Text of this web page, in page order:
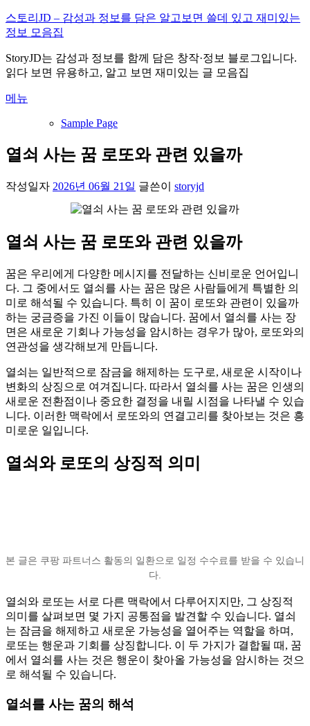
내
용
로
바
가
스토리JD – 감성과 정보를 담은 알고보면 쓸데 있고 재미있는
정보 모음집
StoryJD는 감성과 정보를 함께 담은 창작·정보 블로그입니다.
읽다 보면 유용하고, 알고 보면 재미있는 글 모음집
메뉴
Sample Page
열쇠 사는 꿈 로또와 관련 있을까
작성일자 2026년 06월 21일 글쓴이 storyjd
열쇠 사는 꿈 로또와 관련 있을까
꿈은 우리에게 다양한 메시지를 전달하는 신비로운 언어입니
다. 그 중에서도 열쇠를 사는 꿈은 많은 사람들에게 특별한 의
미로 해석될 수 있습니다. 특히 이 꿈이 로또와 관련이 있을까
하는 궁금증을 가진 이들이 많습니다. 꿈에서 열쇠를 사는 장
면은 새로운 기회나 가능성을 암시하는 경우가 많아, 로또와의
연관성을 생각해보게 만듭니다.
열쇠는 일반적으로 잠금을 해제하는 도구로, 새로운 시작이나
변화의 상징으로 여겨집니다. 따라서 열쇠를 사는 꿈은 인생의
새로운 전환점이나 중요한 결정을 내릴 시점을 나타낼 수 있습
니다. 이러한 맥락에서 로또와의 연결고리를 찾아보는 것은 흥
미로운 일입니다.
열쇠와 로또의 상징적 의미
본 글은 쿠팡 파트너스 활동의 일환으로 일정 수수료를 받을 수 있습니
다.
열쇠와 로또는 서로 다른 맥락에서 다루어지지만, 그 상징적
의미를 살펴보면 몇 가지 공통점을 발견할 수 있습니다. 열쇠
는 잠금을 해제하고 새로운 가능성을 열어주는 역할을 하며,
로또는 행운과 기회를 상징합니다. 이 두 가지가 결합될 때, 꿈
에서 열쇠를 사는 것은 행운이 찾아올 가능성을 암시하는 것으
로 해석될 수 있습니다.
열쇠를 사는 꿈의 해석